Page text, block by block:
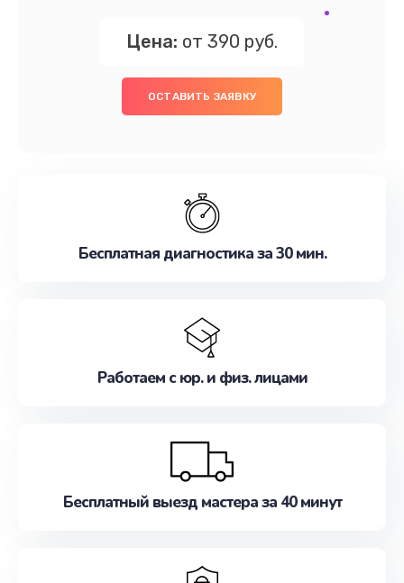
Цена: от 390 руб.
ОСТАВИТЬ ЗАЯВКУ
Бесплатная диагностика за 30 мин.
Работаем с юр. и физ. лицами
Бесплатный выезд мастера за 40 минут